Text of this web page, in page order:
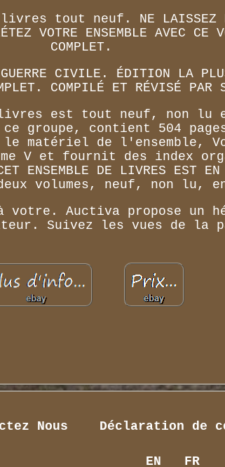
tout neuf. NE LAISSEZ PAS
VOTRE ENSEMBLE AVEC
COMPLET.
CIVILE. ÉDITION LA
COMPILÉ ET RÉVISÉ PAR
de livres est tout neuf, non
groupe, contient 504
le matériel de
V et fournit des index
DE LIVRES EST
volumes, neuf, non lu,
votre. Auctiva propose un
Suivez les vues de la
Nous Déclaration de
EN FR